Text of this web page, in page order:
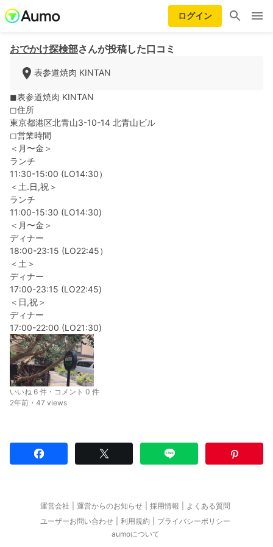
ログイン
おでかけ探検部さんが投稿した口コミ
表参道焼肉 KINTAN
◼︎表参道焼肉 KINTAN
◻︎住所
東京都港区北青山3-10-14 北青山ビル
◻︎営業時間
＜月〜金＞
ランチ
11:30-15:00 (LO14:30）
＜土.日,祝＞
ランチ
11:00-15:30 (LO14:30)
＜月〜金＞
ディナー
18:00-23:15 (LO22:45）
＜土＞
ディナー
17:00-23:15 (LO22:45)
＜日,祝＞
ディナー
17:00-22:00 (LO21:30)
いいね 6 件・コメント 0 件
2年前・47 views
運営会社 運営からのお知らせ 採用情報
よくある質問
ユーザーお問い合わせ
利用規約
プライバシーポリシー
aumoについて